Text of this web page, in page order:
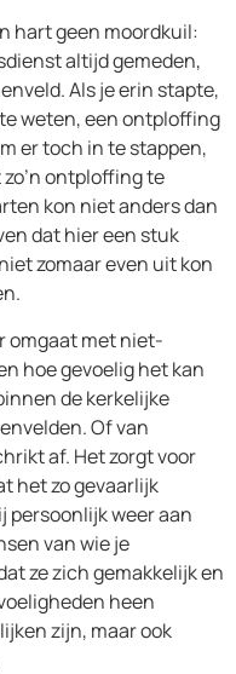
hart geen moordkuil:
altijd gemeden,
Als je erin stapte,
weten, een ontploffing
er toch in te stappen,
ontploffing te
kon niet anders dan
dat hier een stuk
zomaar even uit kon
omgaat met niet-
hoe gevoelig het kan
de kerkelijke
Of van
af. Het zorgt voor
het zo gevaarlijk
persoonlijk weer aan
van wie je
ze zich gemakkelijk en
heen
zijn, maar ook